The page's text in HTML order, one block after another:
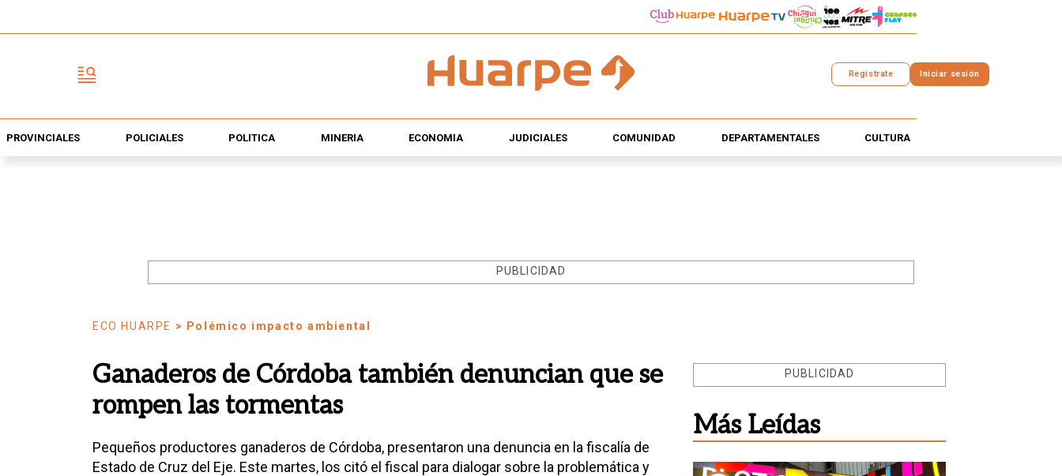
Registrate Iniciar sesión
PROVINCIALES POLICIALES POLÍTICA MINERÍA ECONOMÍA JUDICIALES COMUNIDAD DEPARTAMENTALES CULTURA
PUBLICIDAD
ECO HUARPE > Polémico impacto ambiental
Ganaderos de Córdoba también denuncian que se
rompen las tormentas
Pequeños productores ganaderos de Córdoba, presentaron una denuncia en la fiscalía de
Estado de Cruz del Eje. Este martes, los citó el fiscal para dialogar sobre la problemática y
PUBLICIDAD
Más Leídas